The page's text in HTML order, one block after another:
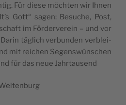
Für die­se möc­hten wir Ihnen
Gott“ sagen: Besuc­he, Post,
im För­der­ve­re­in – und vor
Darin täglich ver­bun­den ver­ble­i­
mit reic­hen Segen­swün­sc­hen
für das neue Jahrtausend